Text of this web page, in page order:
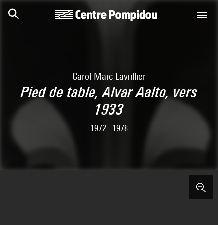
Carol-Marc Lavrillier
Pied de table, Alvar Aalto, vers
1933
1972 - 1978